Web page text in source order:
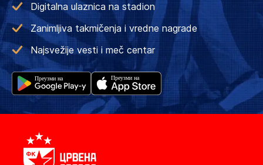
Digitalna ulaznica na stadion
Zanimljiva takmičenja i vredne nagrade
Najsvežije vesti i meč centar